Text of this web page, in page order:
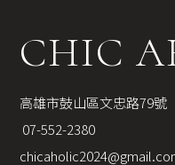
CHIC
高雄市鼓山區文忠路79號
07-552-2380